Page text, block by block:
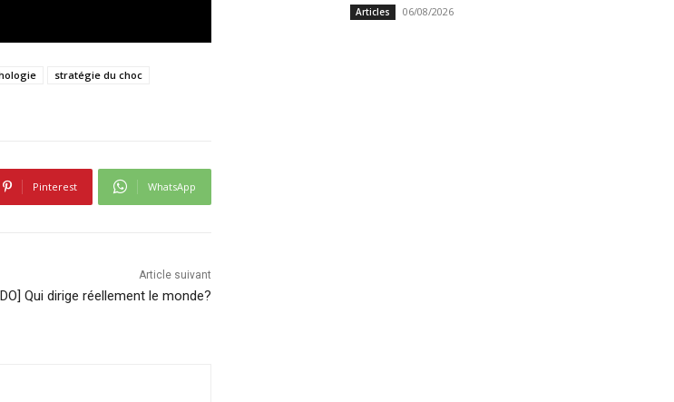
stratégie du choc
Pinterest WhatsApp
Article suivant
Qui dirige réellement le monde?
Articles 06/08/2026